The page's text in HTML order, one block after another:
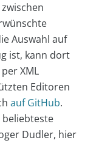
Auswahl auf
ist, kann dort
XML
Editoren
auf GitHub.
beliebteste
Dudler, hier